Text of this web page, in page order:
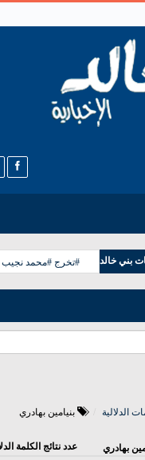
بني خالد #تخرج #محمد نجيب
الدلالية بنيامين بهادري
بهادري عدد نتائج الكلمة